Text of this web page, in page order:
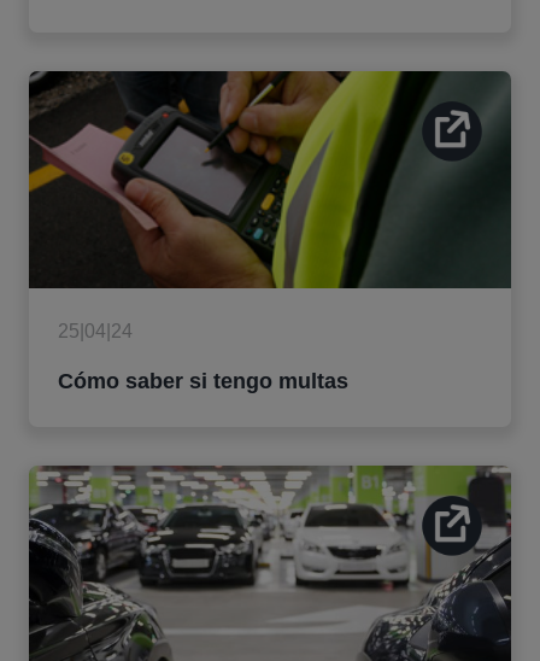
25|04|24
Cómo saber si tengo multas